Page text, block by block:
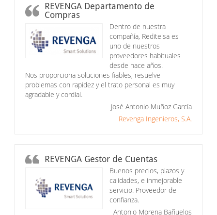
REVENGA Departamento de
Compras
Dentro de nuestra
compañía, Reditelsa es
uno de nuestros
proveedores habituales
desde hace años.
Nos proporciona soluciones fiables, resuelve
problemas con rapidez y el trato personal es muy
agradable y cordial.
José Antonio Muñoz García
Revenga Ingenieros, S.A.
REVENGA Gestor de Cuentas
Buenos precios, plazos y
calidades, e inmejorable
servicio. Proveedor de
confianza.
Antonio Morena Bañuelos